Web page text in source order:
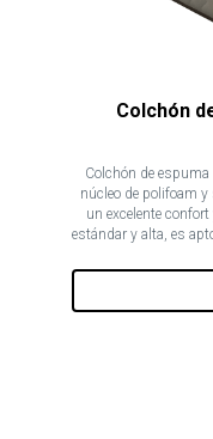
Colchón
Colchón de
núcleo de polifoam
un excelente
estándar y alta, es